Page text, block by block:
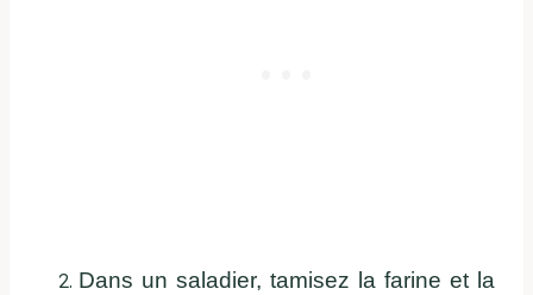
Dans un saladier, tamisez la farine et la